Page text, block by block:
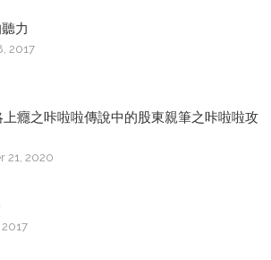
力
2017
上癮之咔啦啦傳說中的股東親筆之咔啦啦攻
21, 2020